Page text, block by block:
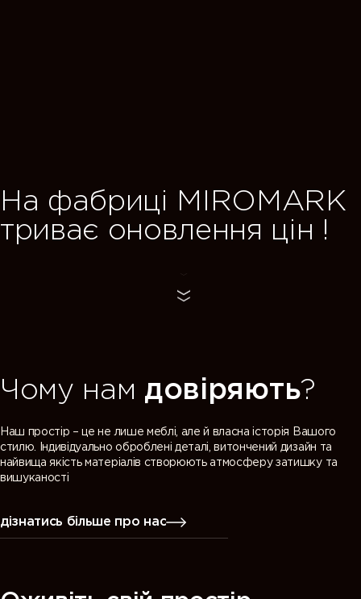
цін !
щоденною зручністю.
переглянути
Чому нам довіряють?
Наш простір – це не лише меблі, але й власна історія Вашого
стилю. Індивідуально оброблені деталі, витончений дизайн та
найвища якість матеріалів створюють атмосферу затишку та
вишуканості
дізнатись більше про нас